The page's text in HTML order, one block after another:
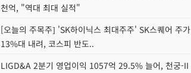
천억, "역대 최대 실적"
[오늘의 주목주] 'SK하이닉스 최대주주' SK스퀘어 주가
13%대 내려, 코스피 반도..
LIGD&A 2분기 영업이익 1057억 29.5% 늘어, 천궁-II